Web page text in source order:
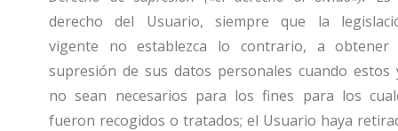
derecho del Usuario, siempre que la
vigente no establezca lo contrario, a obtener
supresión de sus datos personales cuando estos
no sean necesarios para los fines para los
fueron recogidos o tratados; el Usuario haya